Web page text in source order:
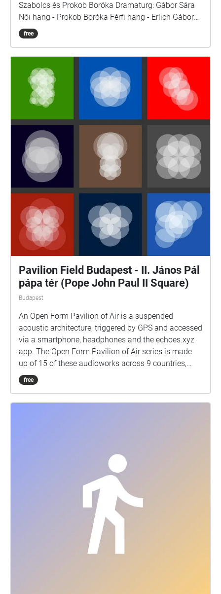
Szabolcs és Prokob Boróka Dramaturg: Gábor Sára
Női hang - Prokob Boróka Férfi hang - Erlich Gábor
Producer: Susán Eszter Készült a Tom Lantos Intézet
felkérésére 2025-ben, Budapesten. Források: Perczel
népirtás politikája / Ungvári Krisztián-Tabajdi Gábor
- Budapest a diktatúrák árnyékában / A zsidó
Budapest, szerkesztő: Komoróczy Géza / Dr. Ságvári
Ágnes: Let us remember the victims\_Holocaust of
the Jewish community in Budapest\_1994 / Magyar
Zsidó Múzeum és Levéltár / Veszprémy László
Bernát: Sorstársainknak árulói? / Munkácsi Ernő:
Hogyan történt? / Szita Szabolcs: A pesti gettó
küzdelme a túlélésért / Tim Cole: Holocaust city / A
budapesti gettó emlékezete,szerkesztő: Dombi Gábor
https://www.csillagoshazak.hu/
free
Pavilion Field Budapest - II. János Pál
pápa tér (Pope John Paul II Square)
Budapest
An Open Form Pavilion of Air is a suspended
acoustic architecture, triggered by GPS and accessed
via a smartphone, headphones and the echoes.xyz
app. The Open Form Pavilion of Air series is made
up of 15 of these audioworks across 9 countries,
each offers a playful renewal and reframing of public
space as an essential engagement for the
collection of 9 audioworks from the Open Form
Pavilion of Air series across the 6.25 hectares (250m
x 250m) of II. János Pál pápa tér (Pope John Paul II
unique tuning system, the many sounds forming
these acoustic architectures create the effect for
listeners of physically changing how they hear the
location and the surrounding sounds – profoundly
reshaping spatial experience. Each of the 9 Pavilion
free